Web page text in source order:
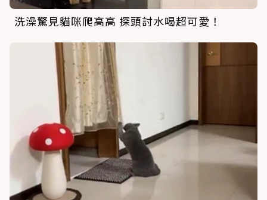
洗澡驚見貓咪爬高高 探頭討水喝超可愛！